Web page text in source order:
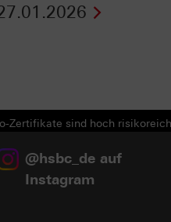
sind hoch
@hsbc_de auf
Instagram